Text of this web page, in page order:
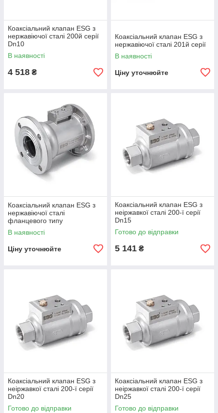
Коаксіальний клапан ESG з
нержавіючої сталі 200й серії
Dn10
В наявності
4 518 ₴
Коаксіальний клапан ESG з
нержавіючої сталі 201й серії
В наявності
Ціну уточнюйте
Коаксіальний клапан ESG з
нержавіючої сталі
фланцевого типу
В наявності
Ціну уточнюйте
Коаксіальний клапан ESG з
неіржавкої сталі 200-ї серії
Dn15
Готово до відправки
5 141 ₴
Коаксіальний клапан ESG з
неіржавкої сталі 200-ї серії
Dn20
Готово до відправки
Коаксіальний клапан ESG з
неіржавкої сталі 200-ї серії
Dn25
Готово до відправки